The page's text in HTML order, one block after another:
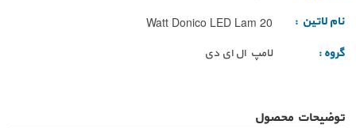
نام لاتین :
20 Watt Donico LED Lam
گروه : لامپ ال ای دی
توضیحات محصول